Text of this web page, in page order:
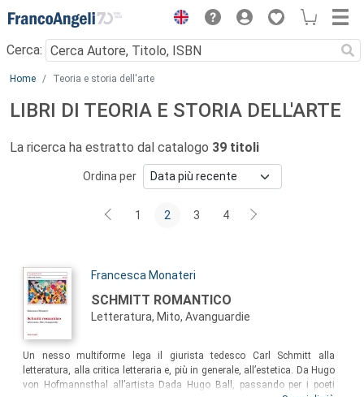
Menu
Cerca:
Main content
Home Teoria e storia dell'arte
LIBRI DI TEORIA E STORIA DELL'ARTE
La ricerca ha estratto dal catalogo 39 titoli
Ordina per
1 2 3 4
Autori:
Francesca Monateri
Titolo:
SCHMITT ROMANTICO
Letteratura, Mito, Avanguardie
Sommario:
Un nesso multiforme lega il giurista tedesco Carl Schmitt alla
letteratura, alla critica letteraria e, più in generale, all’estetica. Da Hugo
von Hofmannsthal all’artista Dada Hugo Ball, passando per i poeti